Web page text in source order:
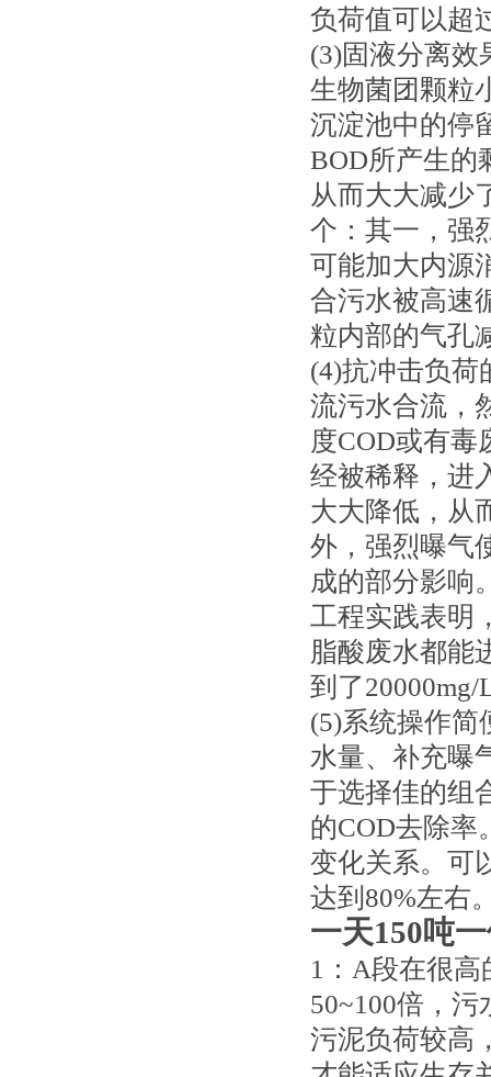
负荷值可以超
(3)固液分离效
生物菌团颗粒
沉淀池中的停
BOD所产生的
从而大大减少
个：其一，强
可能加大内源
合污水被高速
粒内部的气孔
(4)抗冲击负荷
流污水合流，
度COD或有
经被稀释，进
大大降低，从
外，强烈曝气
成的部分影响
工程实践表明
脂酸废水都能
到了
(5)系统操作简
水量、补充曝
于选择佳的组
的COD去除率
变化关系。可
达到80%左右
一天150吨
1：A段在很
50~100倍，污
污泥负荷较高